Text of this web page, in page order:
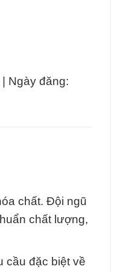
Ngày đăng:
chất. Đội ngũ
chất lượng,
cầu đặc biệt về